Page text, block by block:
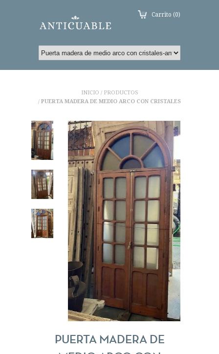
Carrito (0)
INICIO / PRODUCTOS
/ PUERTA MADERA DE MEDIO ARCO CON CRISTALES
PUERTA MADERA DE